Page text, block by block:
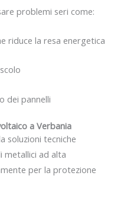
problemi seri come:
riduce la resa energetica
dei pannelli
a Verbania
soluzioni tecniche
metallici ad alta
per la protezione